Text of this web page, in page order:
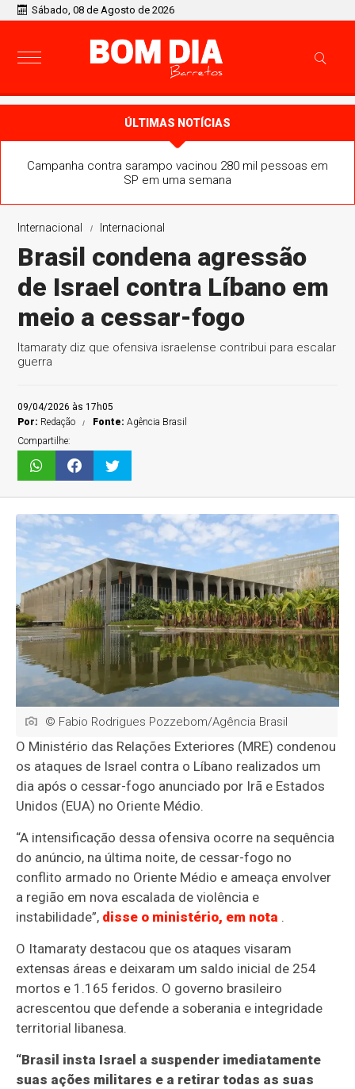
Sábado, 08 de Agosto de 2026
ÚLTIMAS NOTÍCIAS
Campanha contra sarampo vacinou 280 mil pessoas em
SP em uma semana
Internacional Internacional
Brasil condena agressão
de Israel contra Líbano em
meio a cessar-fogo
Itamaraty diz que ofensiva israelense contribui para escalar
guerra
09/04/2026 às 17h05
Por: Redação Fonte:Agência Brasil
Compartilhe:
© Fabio Rodrigues Pozzebom/Agência Brasil
O Ministério das Relações Exteriores (MRE) condenou
os ataques de Israel contra o Líbano realizados um
dia após o cessar-fogo anunciado por Irã e Estados
Unidos (EUA) no Oriente Médio.
“A intensificação dessa ofensiva ocorre na sequência
do anúncio, na última noite, de cessar-fogo no
conflito armado no Oriente Médio e ameaça envolver
a região em nova escalada de violência e
instabilidade”, disse o ministério, em nota .
O Itamaraty destacou que os ataques visaram
extensas áreas e deixaram um saldo inicial de 254
mortos e 1.165 feridos. O governo brasileiro
acrescentou que defende a soberania e integridade
territorial libanesa.
“Brasil insta Israel a suspender imediatamente
suas ações militares e a retirar todas as suas